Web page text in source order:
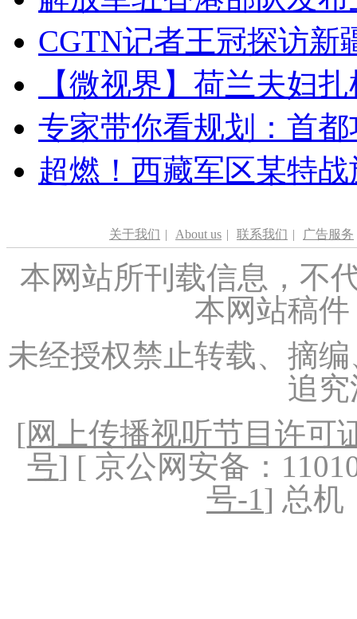
CGTN记者王冠探访新
【微视界】荷兰夫妇
专家带你看规划：首
超燃！西藏军区某特
关于我们 | About us | 联系我们 | 广告服务
本网站所刊载信息，不
本网站稿
未经授权禁止转载、摘
追
[网上传播视听节目许可
号] [ 京公网安备：
号-1] 总机